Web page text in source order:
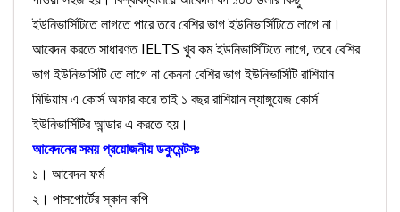
ইউনিভার্সিটিতে লাগতে পারে তবে বেশির ভাগ ইউনিভার্সিটিতে লাগে না।
আবেদন করতে সাধারণত IELTS খুব কম ইউনিভার্সিটিতে লাগে, তবে বেশির
ভাগ ইউনিভার্সিটি তে লাগে না কেননা বেশির ভাগ ইউনিভার্সিটি রাশিয়ান
মিডিয়াম এ কোর্স অফার করে তাই ১ বছর রাশিয়ান ল্যাঙ্গুয়েজ কোর্স
ইউনিভার্সিটির আন্ডার এ করতে হয়।
আবেদনের সময় প্রয়োজনীয় ডকুমেন্টসঃ
১। আবেদন ফর্ম
২। পাসপোর্টের স্কান কপি